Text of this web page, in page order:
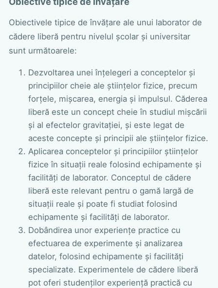
Obiectivele tipice de învățare ale unui laborator de
cădere liberă pentru nivelul școlar și universitar
sunt următoarele:
Dezvoltarea unei înțelegeri a conceptelor și
principiilor cheie ale științelor fizice, precum
forțele, mișcarea, energia și impulsul. Căderea
liberă este un concept cheie în studiul mișcării
și al efectelor gravitației, și este legat de
aceste concepte și principii ale științelor fizice.
Aplicarea conceptelor și principiilor științelor
fizice în situații reale folosind echipamente și
facilități de laborator. Conceptul de cădere
liberă este relevant pentru o gamă largă de
situații reale și poate fi studiat folosind
echipamente și facilități de laborator.
Dobândirea unor experiențe practice cu
efectuarea de experimente și analizarea
datelor, folosind echipamente și facilități
specializate. Experimentele de cădere liberă
pot oferi studenților experiență practică cu